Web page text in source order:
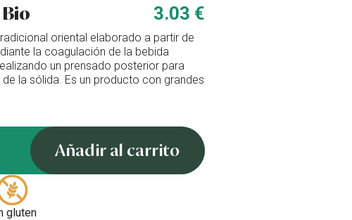
3.03 €
oriental elaborado a partir de
la coagulación de la bebida
un prensado posterior para
la sólida. Es un producto con grandes
Añadir al carrito
gluten